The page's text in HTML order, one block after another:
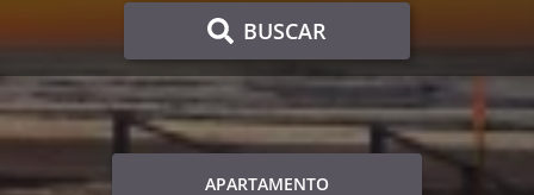
BUSCAR
APARTAMENTO